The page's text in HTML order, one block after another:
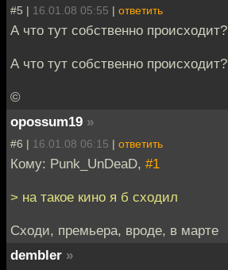
#5 | 16.01.08 05:55 | ответить
А что тут собственно происходит?
А что тут собственно происходит?
©
opossum19 »
#6 | 16.01.08 06:15 | ответить
Кому: Punk_UnDeaD, #1
> на такое кино я б сходил
Сходи, премьера, вроде, в марте
dembler »